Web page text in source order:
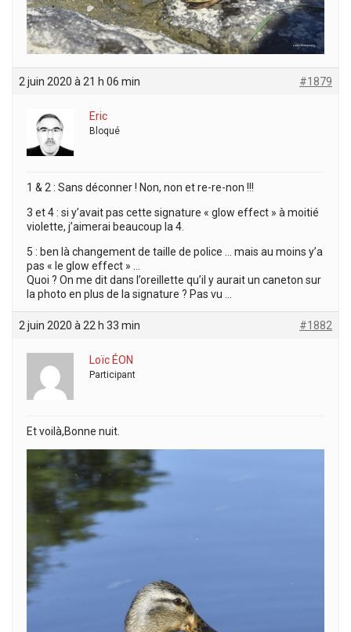
2 juin 2020 à 21 h 06 min #1879
Eric
Bloqué
1 & 2 : Sans déconner ! Non, non et re-re-non !!!
3 et 4 : si y’avait pas cette signature « glow effect » à moitié
violette, j’aimerai beaucoup la 4.
5 : ben là changement de taille de police … mais au moins y’a
pas « le glow effect » …
Quoi ? On me dit dans l’oreillette qu’il y aurait un caneton sur
la photo en plus de la signature ? Pas vu …
2 juin 2020 à 22 h 33 min #1882
Loïc ÉON
Participant
Et voilà,Bonne nuit.